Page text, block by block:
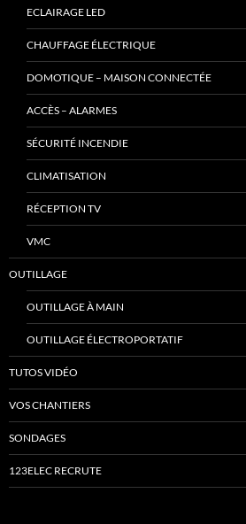
ECLAIRAGE LED
CHAUFFAGE ÉLECTRIQUE
DOMOTIQUE – MAISON CONNECTÉE
ACCÈS – ALARMES
SÉCURITÉ INCENDIE
CLIMATISATION
RÉCEPTION TV
VMC
OUTILLAGE
OUTILLAGE À MAIN
OUTILLAGE ÉLECTROPORTATIF
TUTOS VIDÉO
VOS CHANTIERS
SONDAGES
123ELEC RECRUTE